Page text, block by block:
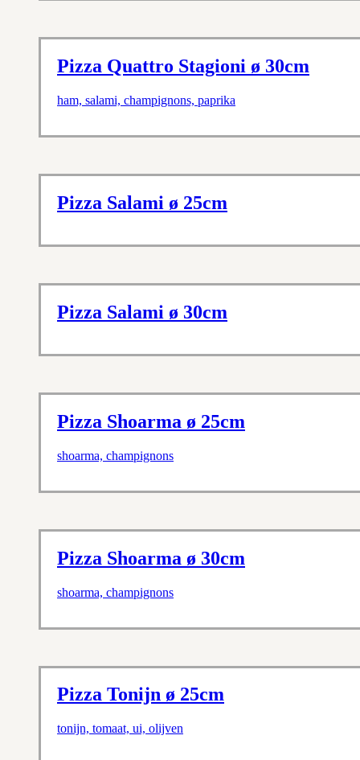
Pizza Quattro Stagioni ø 30cm
ham, salami, champignons, paprika
Pizza Salami ø 25cm
Pizza Salami ø 30cm
Pizza Shoarma ø 25cm
shoarma, champignons
Pizza Shoarma ø 30cm
shoarma, champignons
Pizza Tonijn ø 25cm
tonijn, tomaat, ui, olijven